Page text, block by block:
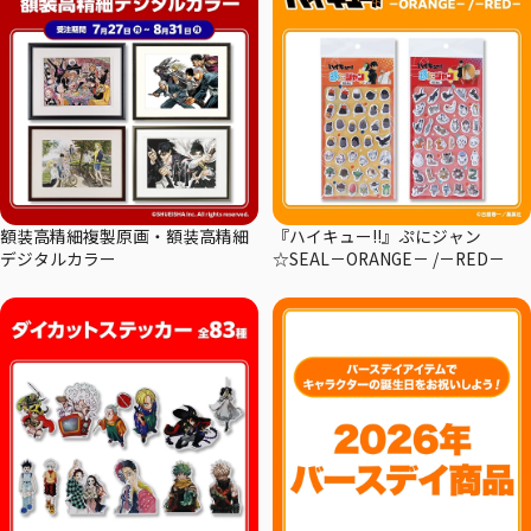
額装高精細複製原画・額装高精細
デジタルカラー
『ハイキュー!!』ぷにジャン
☆SEAL－ORANGE－ /－RED－